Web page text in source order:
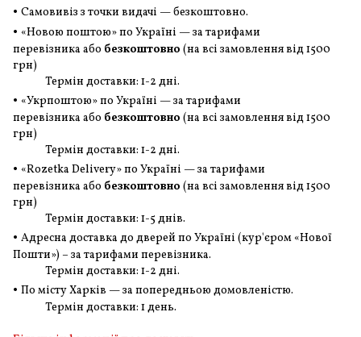
• Самовивіз з точки видачі — безкоштовно.
• «Новою поштою» по Україні — за тарифами
перевізника або безкоштовно (на всі замовленнявід 1500
грн)
Термін доставки: 1-2 дні.
• «Укрпоштою» по Україні — за тарифами
перевізника або безкоштовно (на всі замовленнявід 1500
грн)
Термін доставки: 1-2 дні.
• «Rozetka Delivery» по Україні — за тарифами
перевізника або безкоштовно (на всі замовленнявід 1500
грн)
Термін доставки: 1-5 днів.
• Адресна доставка до дверей по Україні (кур'єром «Нової
Пошти») – за тарифами перевізника.
Термін доставки: 1-2 дні.
• По місту Харків — за попередньою домовленістю.
Термін доставки: 1 день.